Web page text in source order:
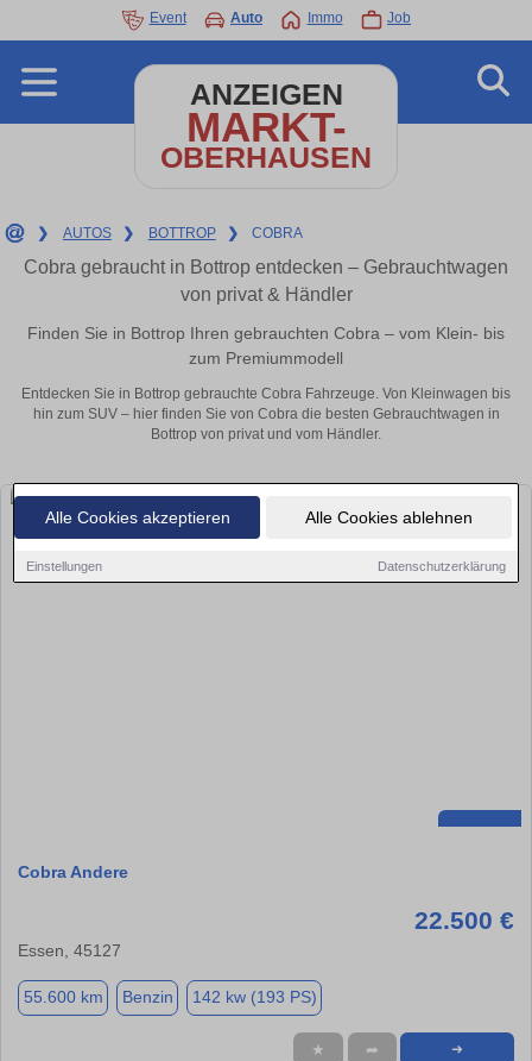
Alle Cookies akzeptieren Alle Cookies ablehnen
Einstellungen Datenschutzerklärung
Event Auto Immo Job
ANZEIGEN
MARKT-
OBERHAUSEN
❯ AUTOS ❯ BOTTROP ❯ COBRA
Cobra gebraucht in Bottrop entdecken – Gebrauchtwagen
von privat & Händler
Finden Sie in Bottrop Ihren gebrauchten Cobra – vom Klein- bis
zum Premiummodell
Entdecken Sie in Bottrop gebrauchte Cobra Fahrzeuge. Von Kleinwagen bis
hin zum SUV – hier finden Sie von Cobra die besten Gebrauchtwagen in
Bottrop von privat und vom Händler.
Cobra Andere
22.500 €
Essen, 45127
55.600 km Benzin 142 kw (193 PS)
★ ➦ ➜